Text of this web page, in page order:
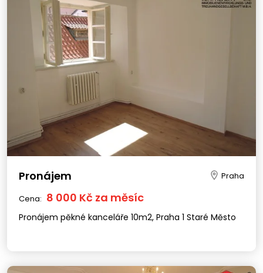
Pronájem Praha
Cena: 8 000 Kč za měsíc
Pronájem pěkné kanceláře 10m2, Praha 1 Staré Město